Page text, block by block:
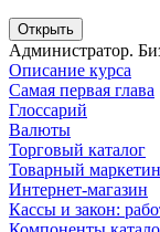
Открыть
Администратор.
Описание курса
Самая первая глава
Глоссарий
Валюты
Торговый каталог
Товарный
Интернет-магазин
Кассы и закон: